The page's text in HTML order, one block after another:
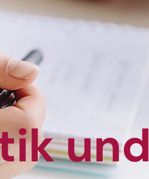
und